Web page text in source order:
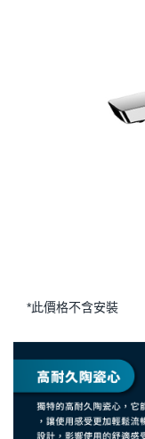
*此價格不含安裝